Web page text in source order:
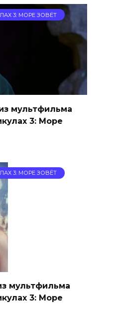
3: МОРЕ ЗОВЁТ
мультфильма
3: Море
3: МОРЕ ЗОВЁТ
мультфильма
3: Море